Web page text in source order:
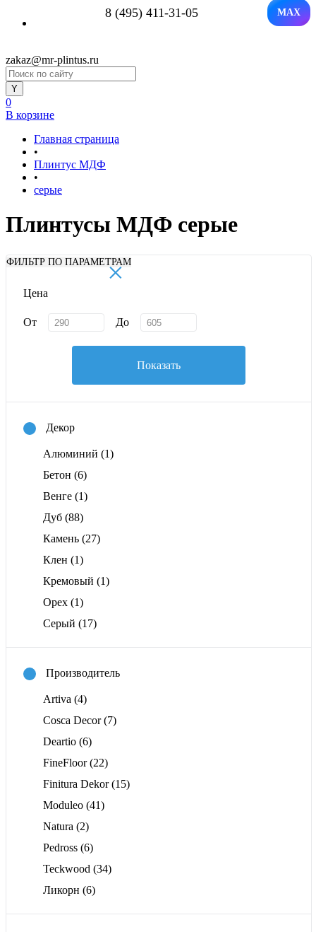
8 (495) 411-31-05 MAX
zakaz@mr-plintus.ru
0
В корзине
Главная страница
•
Плинтус МДФ
•
серые
Плинтусы МДФ серые
ФИЛЬТР ПО ПАРАМЕТРАМ
×
Цена
От До
Показать
Декор
Алюминий (1)
Бетон (6)
Венге (1)
Дуб (88)
Камень (27)
Клен (1)
Кремовый (1)
Орех (1)
Серый (17)
Производитель
Artiva (4)
Cosca Decor(7)
Deartio (6)
FineFloor(22)
Finitura Dekor(15)
Moduleo (41)
Natura (2)
Pedross (6)
Teckwood (34)
Ликорн (6)